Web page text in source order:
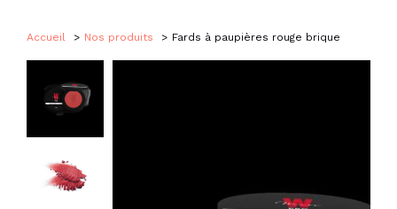
Accueil Nos produits Fards à paupières rouge brique